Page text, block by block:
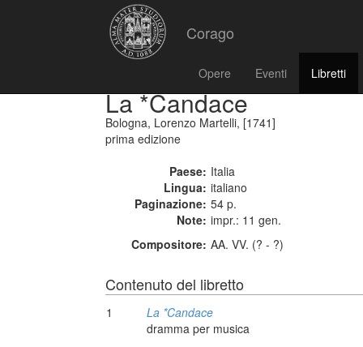
Corago
Opere Eventi Libretti
La *Candace
Bologna, Lorenzo Martelli, [1741]
prima edizione
Paese: Italia
Lingua: italiano
Paginazione: 54 p.
Note: impr.: 11 gen.
Compositore: AA. VV. (? - ?)
Contenuto del libretto
1
La *Candace
dramma per musica